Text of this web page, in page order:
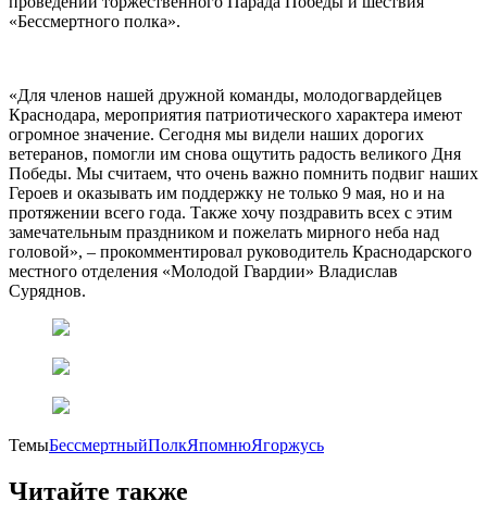
«Бессмертного полка».
«Для членов нашей дружной команды, молодогвардейцев
Краснодара, мероприятия патриотического характера имеют
огромное значение. Сегодня мы видели наших дорогих
ветеранов, помогли им снова ощутить радость великого Дня
Победы. Мы считаем, что очень важно помнить подвиг наших
Героев и оказывать им поддержку не только 9 мая, но и на
протяжении всего года. Также хочу поздравить всех с этим
замечательным праздником и пожелать мирного неба над
головой», – прокомментировал руководитель Краснодарского
местного отделения «Молодой Гвардии» Владислав
Суряднов.
ТемыБессмертныйПолкЯпомнюЯгоржусь
Читайте также